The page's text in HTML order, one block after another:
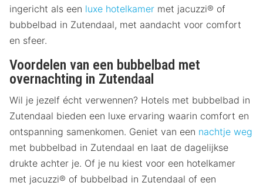
ingericht als een luxe hotelkamer met jacuzzi® of
bubbelbad in Zutendaal, met aandacht voor comfort
en sfeer.
Voordelen van een bubbelbad met
overnachting in Zutendaal
Wil je jezelf écht verwennen? Hotels met bubbelbad in
Zutendaal bieden een luxe ervaring waarin comfort en
ontspanning samenkomen. Geniet van een nachtje weg
met bubbelbad in Zutendaal en laat de dagelijkse
drukte achter je. Of je nu kiest voor een hotelkamer
met jacuzzi® of bubbelbad in Zutendaal of een